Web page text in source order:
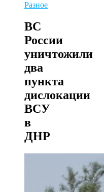
Разное
ВС
России
уничтожили
два
пункта
дислокации
ВСУ
в
ДНР